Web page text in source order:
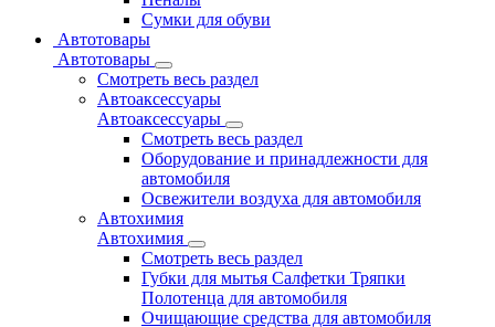
Сумки для обуви
Автотовары
Автотовары
Смотреть весь раздел
Автоаксессуары
Автоаксессуары
Смотреть весь раздел
Оборудование и принадлежности для
автомобиля
Освежители воздуха для автомобиля
Автохимия
Автохимия
Смотреть весь раздел
Губки для мытья Салфетки Тряпки
Полотенца для автомобиля
Очищающие средства для автомобиля